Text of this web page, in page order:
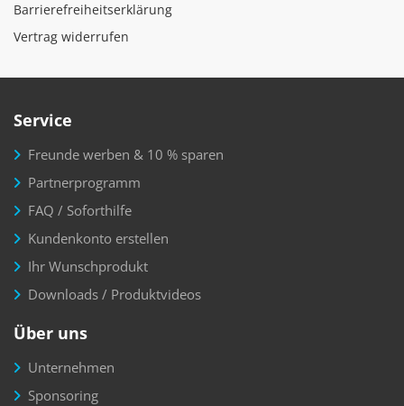
Barrierefreiheitserklärung
Vertrag widerrufen
Service
Freunde werben & 10 % sparen
Partnerprogramm
FAQ / Soforthilfe
Kundenkonto erstellen
Ihr Wunschprodukt
Downloads / Produktvideos
Über uns
Unternehmen
Sponsoring